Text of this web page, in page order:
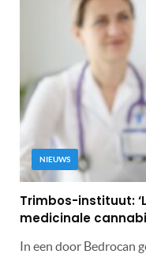
NIEUWS
Trimbos-instituut:
medicinale
In een door Bedrocan